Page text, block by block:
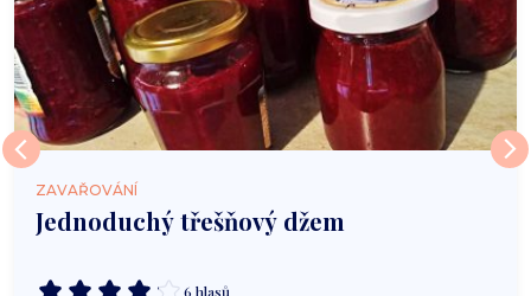
ZAVAŘOVÁNÍ
Jednoduchý třešňový džem
6 hlasů